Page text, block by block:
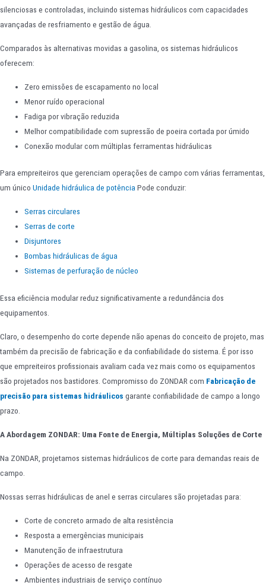
silenciosas e controladas, incluindo sistemas hidráulicos com capacidades
avançadas de resfriamento e gestão de água.
Comparados às alternativas movidas a gasolina, os sistemas hidráulicos
oferecem:
Zero emissões de escapamento no local
Menor ruído operacional
Fadiga por vibração reduzida
Melhor compatibilidade com supressão de poeira cortada por úmido
Conexão modular com múltiplas ferramentas hidráulicas
Para empreiteiros que gerenciam operações de campo com várias ferramentas,
um único Unidade hidráulica de potênciaPode conduzir:
Serras circulares
Serras de corte
Disjuntores
Bombas hidráulicas de água
Sistemas de perfuração de núcleo
Essa eficiência modular reduz significativamente a redundância dos
equipamentos.
Claro, o desempenho do corte depende não apenas do conceito de projeto, mas
também da precisão de fabricação e da confiabilidade do sistema. É por isso
que empreiteiros profissionais avaliam cada vez mais como os equipamentos
são projetados nos bastidores. Compromisso do ZONDAR com Fabricação de
precisão para sistemas hidráulicos garante confiabilidade de campo a longo
prazo.
A Abordagem ZONDAR: Uma Fonte de Energia, Múltiplas Soluções de Corte
Na ZONDAR, projetamos sistemas hidráulicos de corte para demandas reais de
campo.
Nossas serras hidráulicas de anel e serras circulares são projetadas para:
Corte de concreto armado de alta resistência
Resposta a emergências municipais
Manutenção de infraestrutura
Operações de acesso de resgate
Ambientes industriais de serviço contínuo